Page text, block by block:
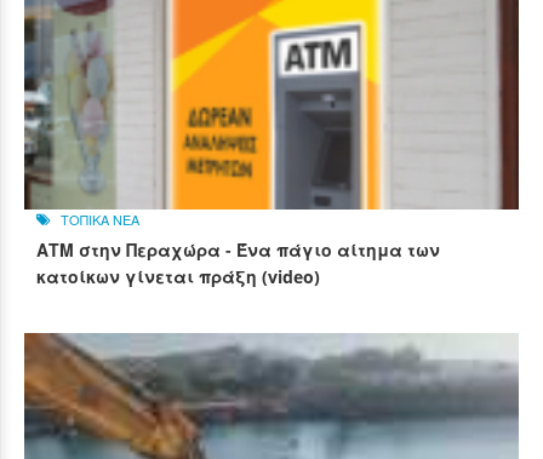
ΤΟΠΙΚΑ ΝΕΑ
ΑΤΜ στην Περαχώρα - Ένα πάγιο αίτημα των
κατοίκων γίνεται πράξη (video)